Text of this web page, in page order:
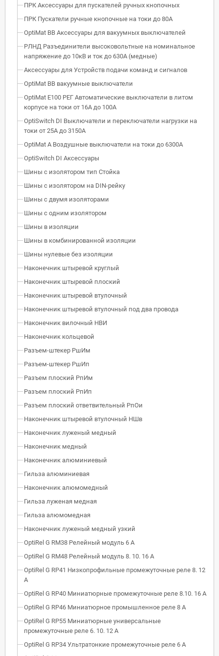
ПРК Аксессуары для пускателей ручных кнопочных
ПРК Пускатели ручные кнопочные на токи до 80А
OptiMat BB Аксессуары для вакуумных выключателей
РЛНД Разъединители высоковольтные на номинальное
напряжение до 10кВ и ток до 630А (медные)
Аксессуары для Устройств подачи команд и сигналов
OptiMat BB вакуумные выключатели
OptiMat E100 РЕГ Автоматические выключатели в литом
корпусе на токи от 16А до 100А
OptiSwitch DI Выключатели и переключатели нагрузки на
токи от 25А до 3150А
OptiMat A Воздушные выключатели на токи до 6300А
OptiSwitch DI Аксессуары
Шины с изолятором тип Стойка
Шины с изолятором на DIN-рейку
Шины с двумя изоляторами
Шины с одним изолятором
Шины в изоляции
Шины в комбинированной изоляции
Шины нулевые без изоляции
Наконечник штыревой круглый
Наконечник штыревой плоский
Наконечник штыревой втулочный
Наконечник штыревой втулочный под два провода
Наконечник вилочный НВИ
Наконечник кольцевой
Разъем-штекер РшИм
Разъем-штекер РшИп
Разъем плоский РпИм
Разъем плоский РпИп
Разъем плоский ответвительный РпОи
Наконечник штыревой втулочный НШв
Наконечник луженый медный
Наконечник медный
Наконечник алюминиевый
Гильза алюминиевая
Наконечник алюмомедный
Гильза луженая медная
Гильза алюмомедная
Наконечник луженый медный узкий
OptiRel G RM38 Релейный модуль 6 А
OptiRel G RM48 Релейный модуль 8. 10. 16 А
OptiRel G RP41 Низкопрофильные промежуточные реле 8. 12
А
OptiRel G RP40 Миниатюрные промежуточные реле 8.10. 16 А
OptiRel G RP46 Миниатюрное промышленное реле 8 А
OptiRel G RP55 Миниатюрные универсальные
промежуточные реле 6. 10. 12 А
OptiRel G RP34 Ультратонкие промежуточные реле 6 А